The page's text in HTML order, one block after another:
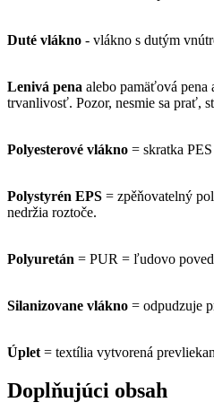
Duté vlákno - vlákno s dutým
Lenivá pena alebo pamäťová pena
trvanlivosť. Pozor, nesmie sa prať,
Polyesterové vlákno = skratka
Polystyrén EPS = zpěňovatelný
nedržia roztoče.
Polyuretán = PUR = ľudovo
Silanizovane vlákno = odpudzuje
Úplet= textília vytvorená
Doplňujúci obsah